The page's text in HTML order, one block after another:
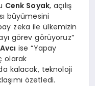
Cenk Soyak, açılış
büyümesini
zeka ile ülkemizin
görev görüyoruz”
ise “Yapay
olarak
kalacak, teknoloji
özetledi.